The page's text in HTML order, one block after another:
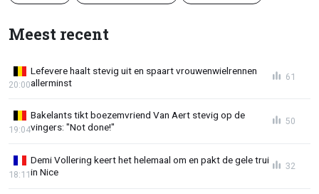
Meest recent
Lefevere haalt stevig uit en spaart vrouwenwielrennen
allerminst
20:00
61
Bakelants tikt boezemvriend Van Aert stevig op de
vingers: "Not done!"
19:04
50
Demi Vollering keert het helemaal om en pakt de gele trui
in Nice
18:11
32